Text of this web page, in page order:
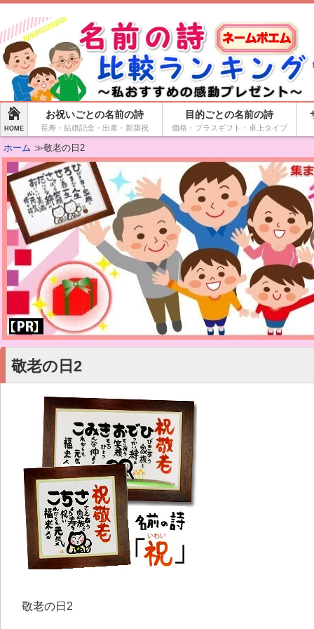
HOME
お祝いごとの名前の詩
長寿・結婚記念・出産・新築祝
目的ごとの名前の詩
価格・プラスギフト・卓上タイプ
ホーム ≫敬老の日2
敬老の日2
敬老の日2